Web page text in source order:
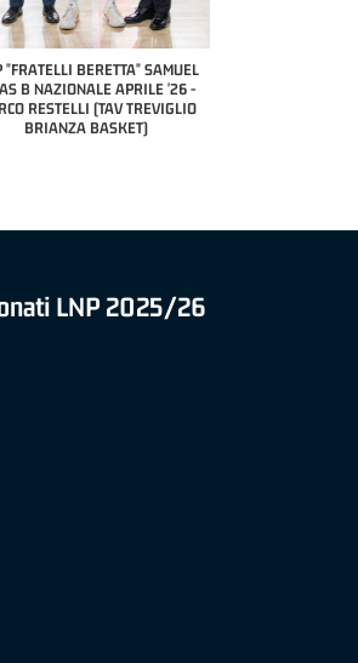
"FRATELLI BERETTA" SAMUEL
B NAZIONALE APRILE '26 -
RESTELLI (TAV TREVIGLIO
BRIANZA BASKET)
LNP 2025/26